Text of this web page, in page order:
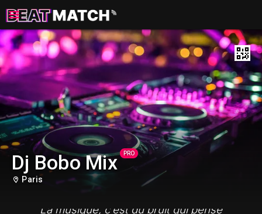
Dj Bobo Mix PRO
Paris
"La musique, c’est du bruit qui pense"